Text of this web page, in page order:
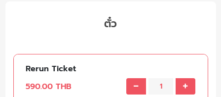
ตั๋ว
Rerun Ticket
590.00 THB